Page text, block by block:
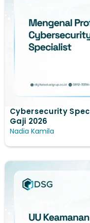
Cybersecurity
Gaji 2026
Nadia Kamila